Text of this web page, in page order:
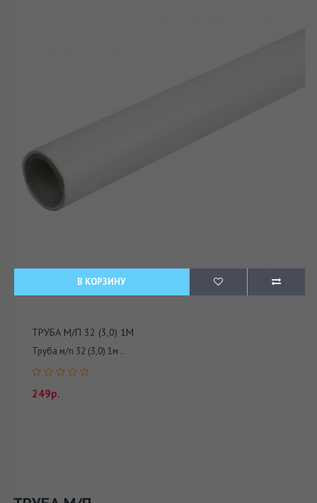
В КОРЗИНУ
ТРУБА М/П 32 (3,0) 1М
Труба м/п 32 (3,0) 1м ..
249р.